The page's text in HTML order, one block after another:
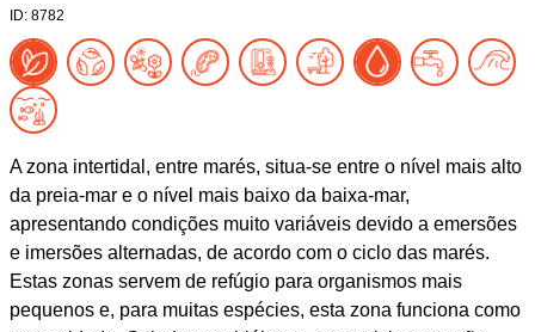
ID: 8782
A zona intertidal, entre marés, situa-se entre o nível mais alto
da preia-mar e o nível mais baixo da baixa-mar,
apresentando condições muito variáveis devido a emersões
e imersões alternadas, de acordo com o ciclo das marés.
Estas zonas servem de refúgio para organismos mais
pequenos e, para muitas espécies, esta zona funciona como